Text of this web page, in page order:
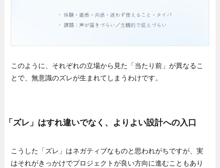
このように、それぞれの立場から見た「当たり前」が異なるこ
とで、無意識のズレが生まれてしまうわけです。
「ズレ」はすれ違いでなく、よりよい設計への入口
こうした「ズレ」はネガティブなものと思われがちですが、実
はそれがきっかけでプロジェクトが良い方向に進むこともあり